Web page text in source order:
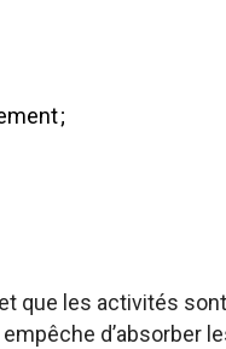
;
que les activités sont
d’absorber